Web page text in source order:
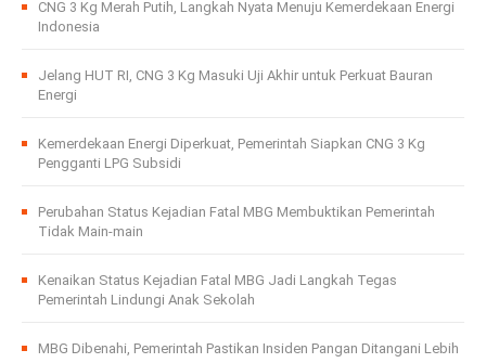
CNG 3 Kg Merah Putih, Langkah Nyata Menuju Kemerdekaan Energi
Indonesia
Jelang HUT RI, CNG 3 Kg Masuki Uji Akhir untuk Perkuat Bauran
Energi
Kemerdekaan Energi Diperkuat, Pemerintah Siapkan CNG 3 Kg
Pengganti LPG Subsidi
Perubahan Status Kejadian Fatal MBG Membuktikan Pemerintah
Tidak Main-main
Kenaikan Status Kejadian Fatal MBG Jadi Langkah Tegas
Pemerintah Lindungi Anak Sekolah
MBG Dibenahi, Pemerintah Pastikan Insiden Pangan Ditangani Lebih